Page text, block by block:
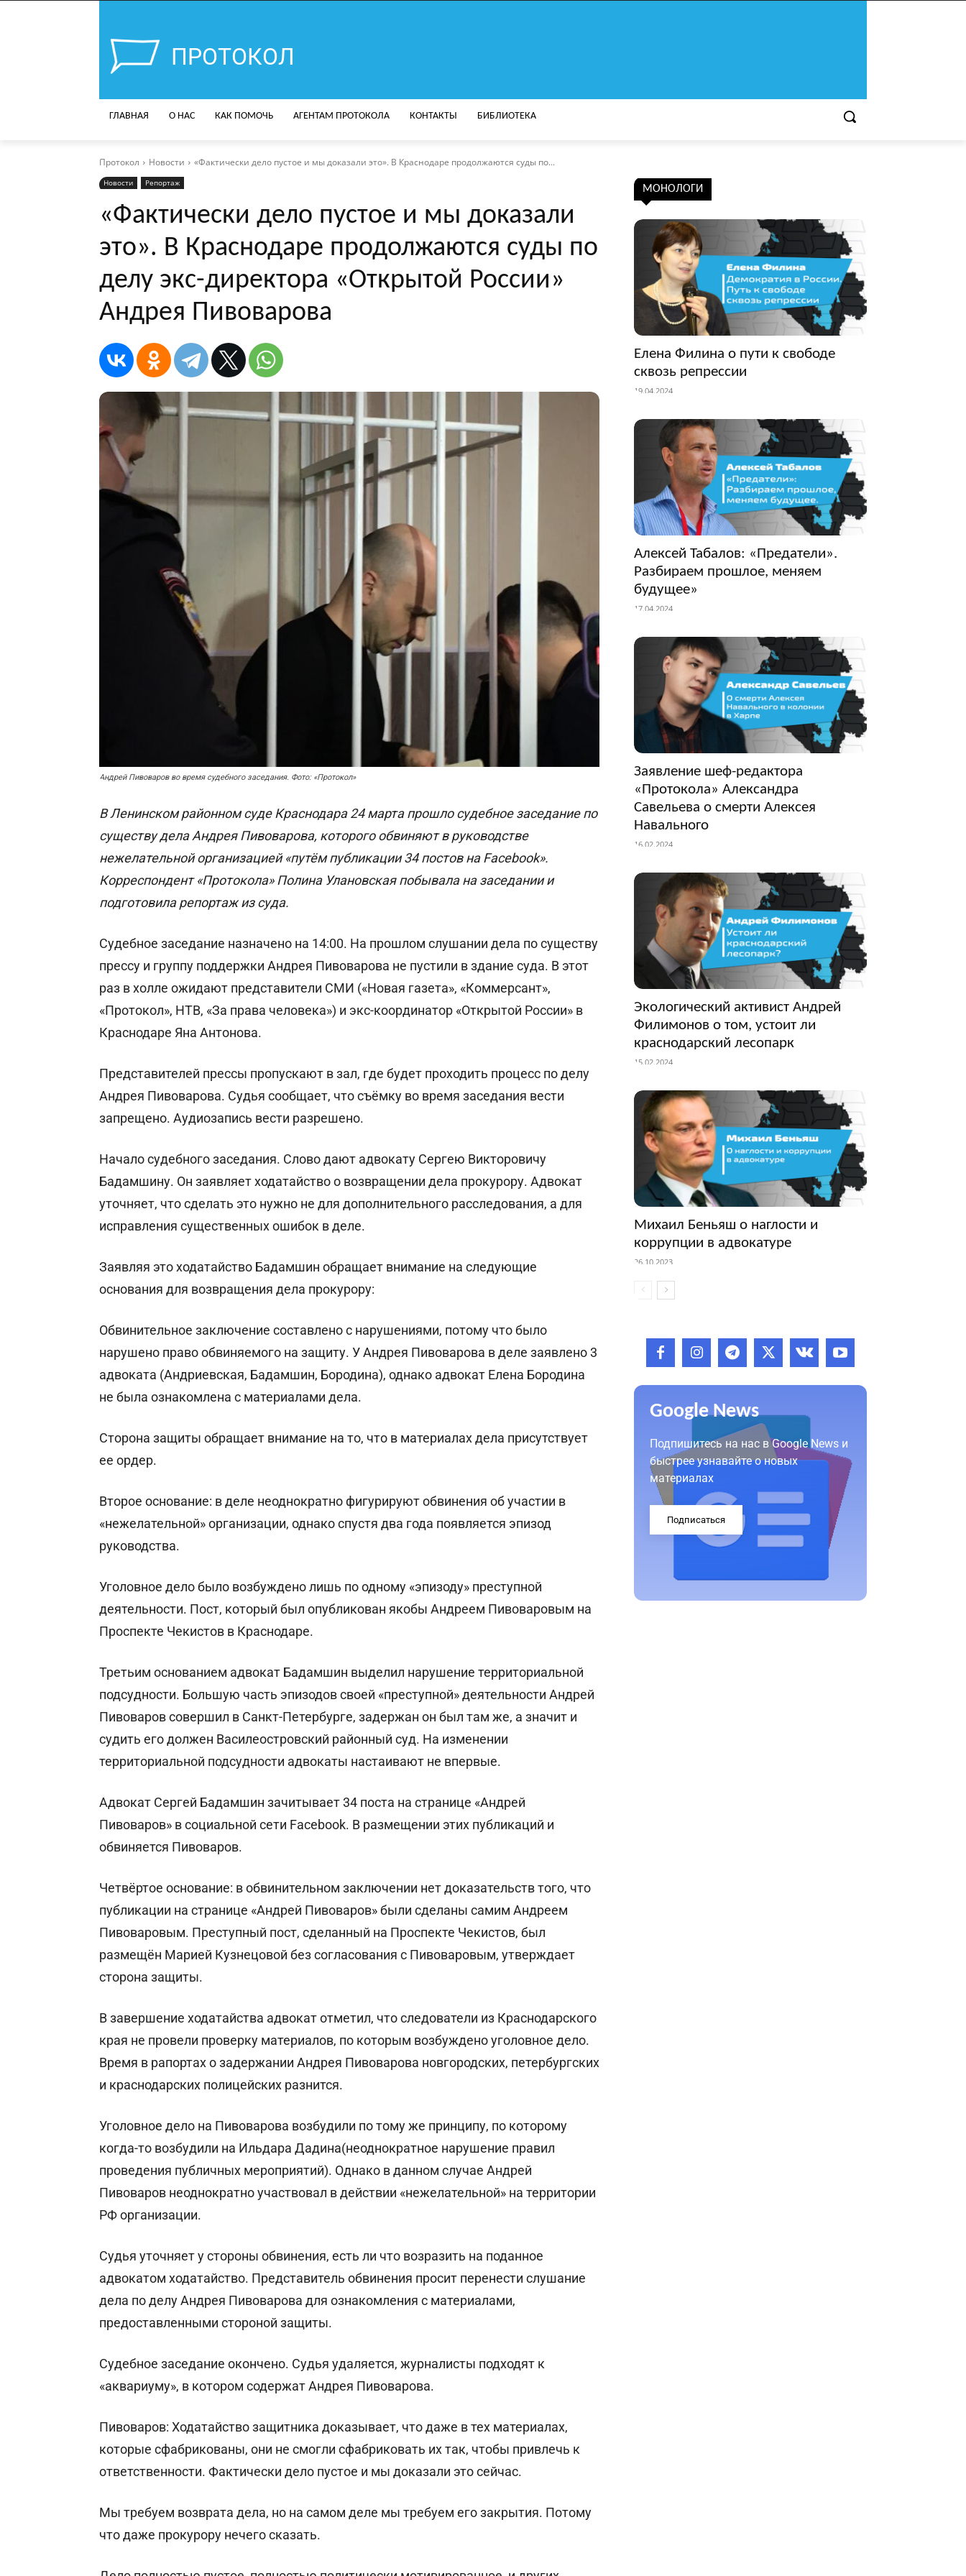
ПРОТОКОЛ
ГЛАВНАЯ О НАС КАК ПОМОЧЬ АГЕНТАМ ПРОТОКОЛА КОНТАКТЫ БИБЛИОТЕКА
Протокол Новости «Фактически дело пустое и мы доказали это». В Краснодаре продолжаются суды по...
Новости Репортаж
«Фактически дело пустое и мы доказали
это». В Краснодаре продолжаются суды по
делу экс-директора «Открытой России»
Андрея Пивоварова
Андрей Пивоваров во время судебного заседания. Фото: «Протокол»
В Ленинском районном суде Краснодара 24 марта прошло судебное заседание по
существу дела Андрея Пивоварова, которого обвиняют в руководстве
нежелательной организацией «путём публикации 34 постов на Facebook».
Корреспондент «Протокола» Полина Улановская побывала на заседании и
подготовила репортаж из суда.
Судебное заседание назначено на 14:00. На прошлом слушании дела по существу
прессу и группу поддержки Андрея Пивоварова не пустили в здание суда. В этот
раз в холле ожидают представители СМИ («Новая газета», «Коммерсант»,
«Протокол», НТВ, «За права человека») и экс-координатор «Открытой России» в
Краснодаре Яна Антонова.
Представителей прессы пропускают в зал, где будет проходить процесс по делу
Андрея Пивоварова. Судья сообщает, что съёмку во время заседания вести
запрещено. Аудиозапись вести разрешено.
Начало судебного заседания. Слово дают адвокату Сергею Викторовичу
Бадамшину. Он заявляет ходатайство о возвращении дела прокурору. Адвокат
уточняет, что сделать это нужно не для дополнительного расследования, а для
исправления существенных ошибок в деле.
Заявляя это ходатайство Бадамшин обращает внимание на следующие
основания для возвращения дела прокурору:
Обвинительное заключение составлено с нарушениями, потому что было
нарушено право обвиняемого на защиту. У Андрея Пивоварова в деле заявлено 3
адвоката (Андриевская, Бадамшин, Бородина), однако адвокат Елена Бородина
не была ознакомлена с материалами дела.
Сторона защиты обращает внимание на то, что в материалах дела присутствует
ее ордер.
Второе основание: в деле неоднократно фигурируют обвинения об участии в
«нежелательной» организации, однако спустя два года появляется эпизод
руководства.
Уголовное дело было возбуждено лишь по одному «эпизоду» преступной
деятельности. Пост, который был опубликован якобы Андреем Пивоваровым на
Проспекте Чекистов в Краснодаре.
Третьим основанием адвокат Бадамшин выделил нарушение территориальной
подсудности. Большую часть эпизодов своей «преступной» деятельности Андрей
Пивоваров совершил в Санкт-Петербурге, задержан он был там же, а значит и
судить его должен Василеостровский районный суд. На изменении
территориальной подсудности адвокаты настаивают не впервые.
Адвокат Сергей Бадамшин зачитывает 34 поста на странице «Андрей
Пивоваров» в социальной сети Facebook. В размещении этих публикаций и
обвиняется Пивоваров.
Четвёртое основание: в обвинительном заключении нет доказательств того, что
публикации на странице «Андрей Пивоваров» были сделаны самим Андреем
Пивоваровым. Преступный пост, сделанный на Проспекте Чекистов, был
размещён Марией Кузнецовой без согласования с Пивоваровым, утверждает
сторона защиты.
В завершение ходатайства адвокат отметил, что следователи из Краснодарского
края не провели проверку материалов, по которым возбуждено уголовное дело.
Время в рапортах о задержании Андрея Пивоварова новгородских, петербургских
и краснодарских полицейских разнится.
Уголовное дело на Пивоварова возбудили по тому же принципу, по которому
когда-то возбудили на Ильдара Дадина(неоднократное нарушение правил
проведения публичных мероприятий). Однако в данном случае Андрей
Пивоваров неоднократно участвовал в действии «нежелательной» на территории
РФ организации.
Судья уточняет у стороны обвинения, есть ли что возразить на поданное
адвокатом ходатайство. Представитель обвинения просит перенести слушание
дела по делу Андрея Пивоварова для ознакомления с материалами,
предоставленными стороной защиты.
Судебное заседание окончено. Судья удаляется, журналисты подходят к
«аквариуму», в котором содержат Андрея Пивоварова.
Пивоваров: Ходатайство защитника доказывает, что даже в тех материалах,
которые сфабрикованы, они не смогли сфабриковать их так, чтобы привлечь к
ответственности. Фактически дело пустое и мы доказали это сейчас.
Мы требуем возврата дела, но на самом деле мы требуем его закрытия. Потому
что даже прокурору нечего сказать.
МОНОЛОГИ
Елена Филина о пути к свободе
сквозь репрессии
19.04.2024
Алексей Табалов: «Предатели».
Разбираем прошлое, меняем
будущее»
17.04.2024
Заявление шеф-редактора
«Протокола» Александра
Савельева о смерти Алексея
Навального
16.02.2024
Экологический активист Андрей
Филимонов о том, устоит ли
краснодарский лесопарк
15.02.2024
Михаил Беньяш о наглости и
коррупции в адвокатуре
26.10.2023
Google News
Подпишитесь на нас в Google News и
быстрее узнавайте о новых
материалах
Подписаться